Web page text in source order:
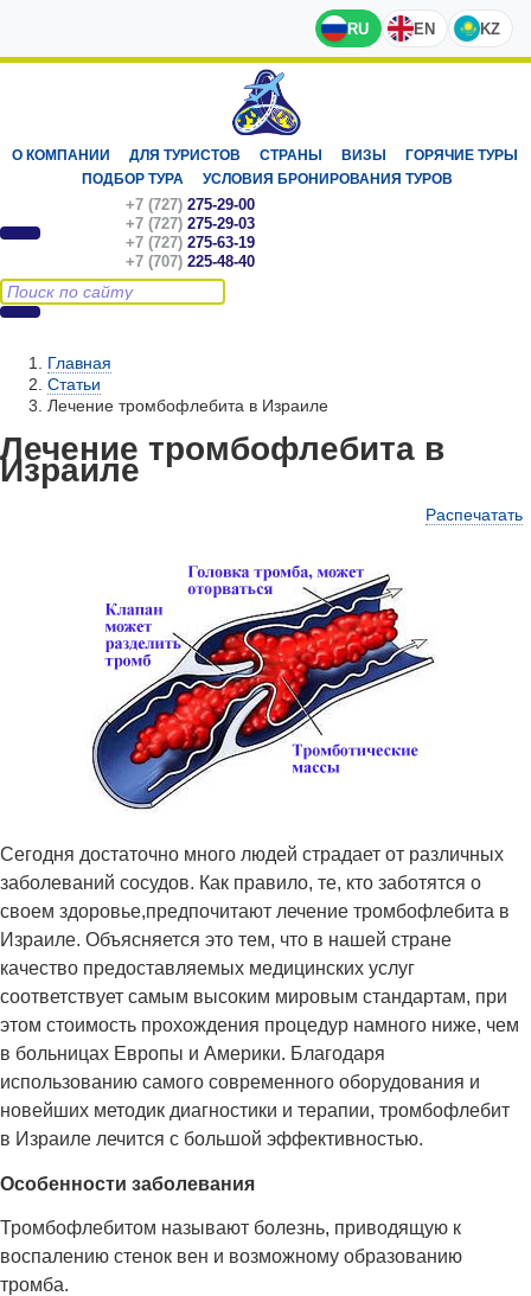
RU EN KZ
О КОМПАНИИ ДЛЯ ТУРИСТОВ СТРАНЫ ВИЗЫ
ГОРЯЧИЕ ТУРЫ
ПОДБОР ТУРА
УСЛОВИЯ БРОНИРОВАНИЯ ТУРОВ
+7 (727) 275-29-00
+7 (727) 275-29-03
+7 (727) 275-63-19
+7 (707) 225-48-40
Главная
Статьи
Лечение тромбофлебита в Израиле
Лечение тромбофлебита в
Израиле
Распечатать
Сегодня достаточно много людей страдает от различных
заболеваний сосудов. Как правило, те, кто заботятся о
своем здоровье,предпочитают лечение тромбофлебита в
Израиле. Объясняется это тем, что в нашей стране
качество предоставляемых медицинских услуг
соответствует самым высоким мировым стандартам, при
этом стоимость прохождения процедур намного ниже, чем
в больницах Европы и Америки. Благодаря
использованию самого современного оборудования и
новейших методик диагностики и терапии, тромбофлебит
в Израиле лечится с большой эффективностью.
Особенности заболевания
Тромбофлебитом называют болезнь, приводящую к
воспалению стенок вен и возможному образованию
тромба.